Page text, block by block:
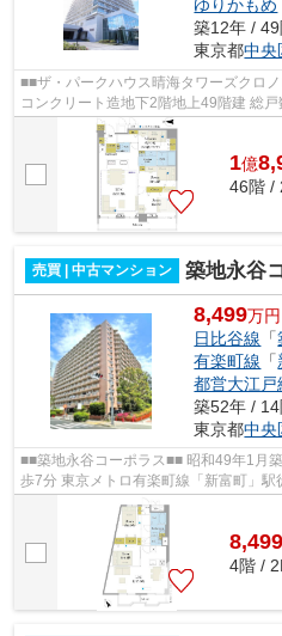
ゆりかもめ
築12年 /
東京都中央
■■ザ・パークハウス晴海タワーズクロノレジデンス■■
コンクリート造地下2階地上49階建 総戸数883戸 都営大江戸線
徒歩11分 東京メトロ有楽町線・都営...
1億
46階 /
売買 | 中古マンション 築地永谷
8,499万円
日比谷線 「
有楽町線 「
都営大江戸
築52年 / 14
東京都中央
■■築地永谷コーポラス■■ 昭和49年1月築 東京メトロ日比谷線「築地」駅徒
歩7分 東京メトロ有楽町線「新富町」
徒歩11分 東京メトロ日比谷線、都営...
4階 /